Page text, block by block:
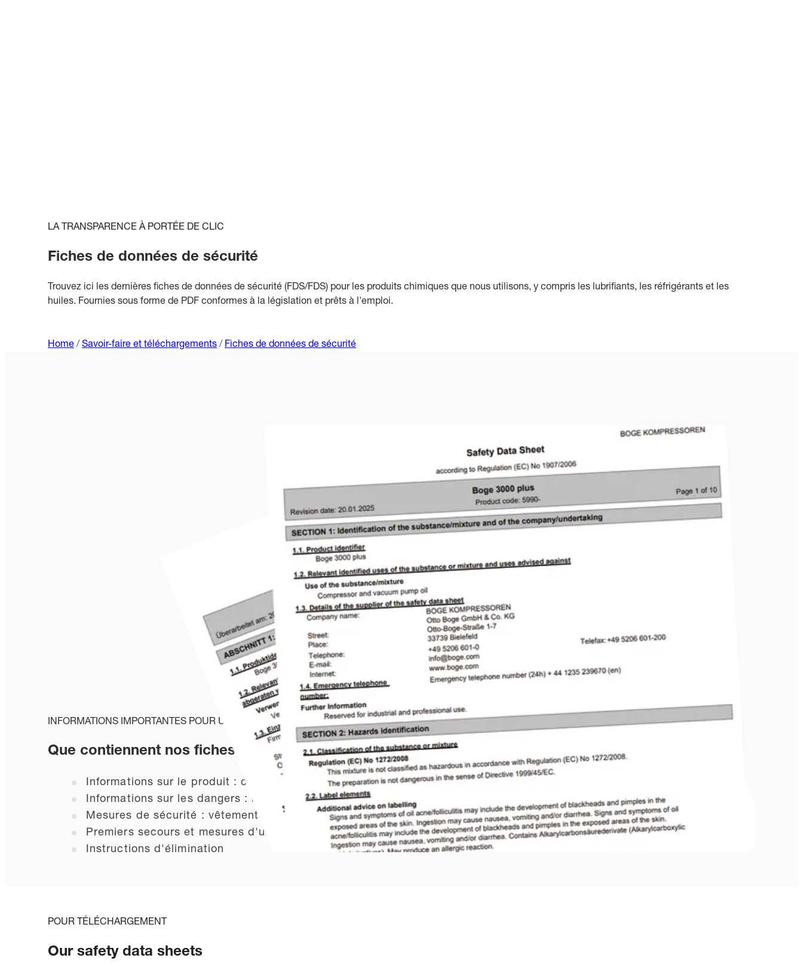
LA TRANSPARENCE À PORTÉE DE CLIC
Fiches de données de sécurité
Trouvez ici les dernières fiches de données de sécurité (FDS/FDS) pour les produits chimiques que nous utilisons, y compris les lubrifiants, les réfrigérants et les
huiles. Fournies sous forme de PDF conformes à la législation et prêts à l'emploi.
Home / Savoir-faire et téléchargements / Fiches de données de sécurité
INFORMATIONS IMPORTANTES POUR UNE MANIPULATION SÛRE
Que contiennent nos fiches de données de sécurité (FDS) ?
Informations sur le produit : composition et ingrédients
Informations sur les dangers : risques et dangers potentiels pour la santé
Mesures de sécurité : vêtements de protection, manipulation, stockage
Premiers secours et mesures d'urgence
Instructions d'élimination
POUR TÉLÉCHARGEMENT
Our safety data sheets